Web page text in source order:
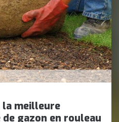
la meilleure
gazon en rouleau